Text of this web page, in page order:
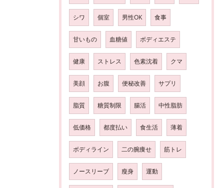
シワ 個室 男性OK 食事
甘いもの 血糖値 ボディエステ
健康 ストレス 色素沈着 クマ
美顔 お腹 便秘改善 サプリ
脂質 糖質制限 腸活 中性脂肪
低価格 都度払い 食生活 薄着
ボディライン 二の腕痩せ 筋トレ
ノースリーブ 瘦身 運動